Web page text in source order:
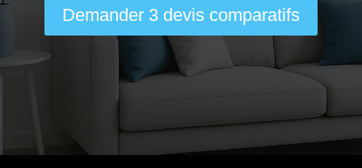
Demander 3 devis comparatifs